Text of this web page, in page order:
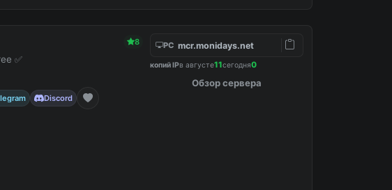
8
✅
Discord
PC mcr.monidays.net
копий IPв августе11сегодня0
Обзор сервера